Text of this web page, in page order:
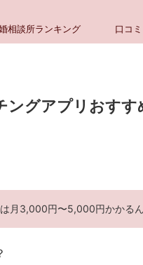
相談所ランキング 口コ
ングアプリおす
月3,000円〜5,000円かかる